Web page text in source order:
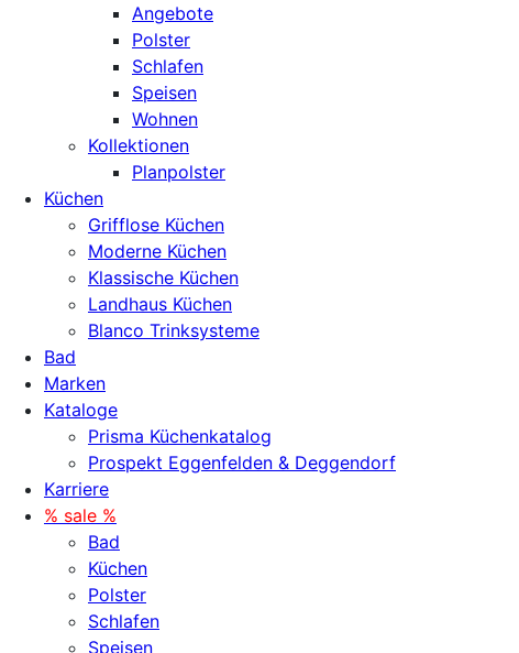
Angebote
Polster
Schlafen
Speisen
Wohnen
Kollektionen
Planpolster
Küchen
Grifflose Küchen
Moderne Küchen
Klassische Küchen
Landhaus Küchen
Blanco Trinksysteme
Bad
Marken
Kataloge
Prisma Küchenkatalog
Prospekt Eggenfelden & Deggendorf
Karriere
% sale %
Bad
Küchen
Polster
Schlafen
Speisen